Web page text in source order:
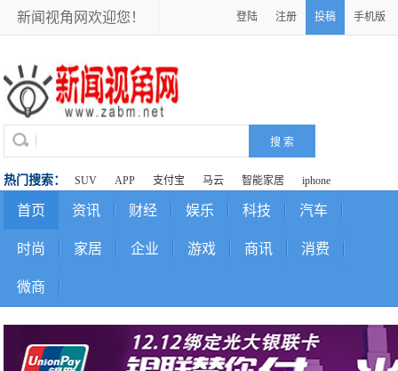
新闻视角网欢迎您！ 登陆 注册 投稿 手机版
热门搜索： SUV APP 支付宝 马云 智能家居 iphone
首页 资讯 财经 娱乐 科技 汽车
时尚 家居 企业 游戏 商讯 消费
微商